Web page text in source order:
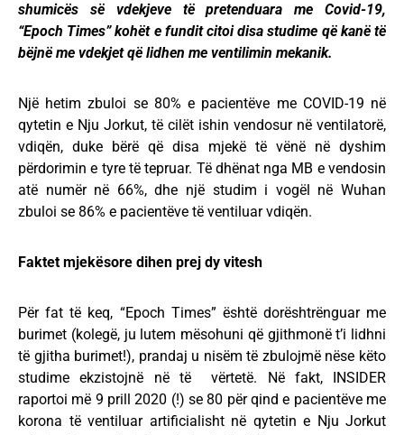
shumicës së vdekjeve të pretenduara me Covid-19,
“Epoch Times” kohët e fundit citoi disa studime që kanë të
bëjnë me vdekjet që lidhen me ventilimin mekanik.
Një hetim zbuloi se 80% e pacientëve me COVID-19 në
qytetin e Nju Jorkut, të cilët ishin vendosur në ventilatorë,
vdiqën, duke bërë që disa mjekë të vënë në dyshim
përdorimin e tyre të tepruar. Të dhënat nga MB e vendosin
atë numër në 66%, dhe një studim i vogël në Wuhan
zbuloi se 86% e pacientëve të ventiluar vdiqën.
Faktet mjekësore dihen prej dy vitesh
Për fat të keq, “Epoch Times” është dorështrënguar me
burimet (kolegë, ju lutem mësohuni që gjithmonë t’i lidhni
të gjitha burimet!), prandaj u nisëm të zbulojmë nëse këto
studime ekzistojnë në të vërtetë. Në fakt, INSIDER
raportoi më 9 prill 2020 (!) se 80 për qind e pacientëve me
korona të ventiluar artificialisht në qytetin e Nju Jorkut